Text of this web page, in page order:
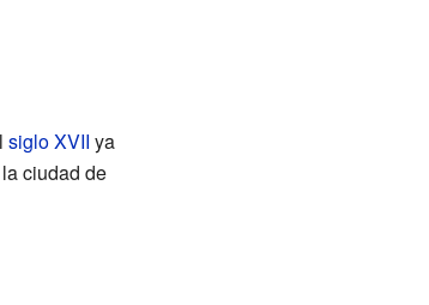
siglo XVII ya
ciudad de